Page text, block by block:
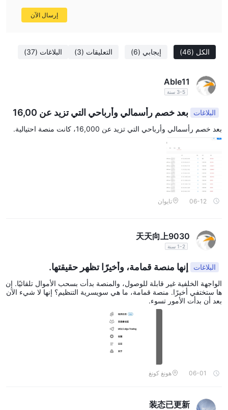
الكل (46) إيجابي (6) التعليقات (3) البلاغات (37)
Able11
3-5 سنة
البلاغات
بعد خصم رأسمالي وأرباحي التي تزيد عن 16,00
بعد خصم رأسمالي وأرباحي التي تزيد عن 16,000، كانت منصة احتيالية.
06-12 تايوان
天天向上9030
1-2 سنة
البلاغات إنها منصة قمامة، وأخيرًا تظهر حقيقتها.
الواجهة الخلفية غير قابلة للوصول، والمنصة بدأت بسحب الأموال تلقائيًا. إن
ها ستختفي أخيرًا. منصة قمامة، ما هي سويسرية التنظيم؟ إنها لا شيء الآن
بعد أن بدأت الأمور تسوء.
06-01 هونغ كونغ
装态已更新
إرسال الآن